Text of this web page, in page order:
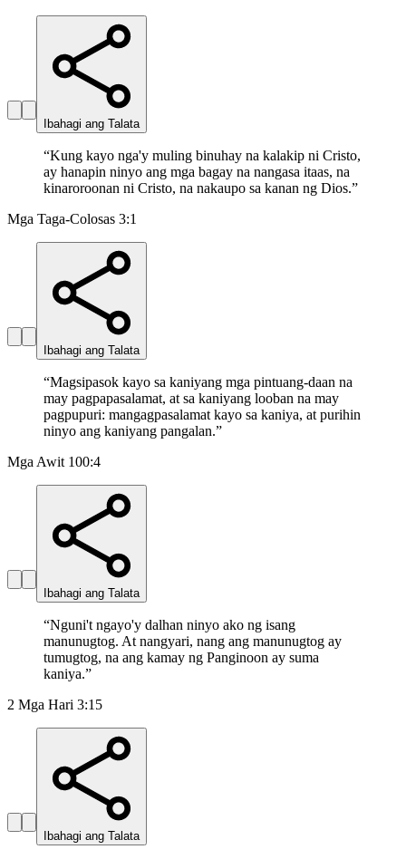
Ibahagi ang Talata
“Kung kayo nga'y muling binuhay na kalakip ni Cristo,
ay hanapin ninyo ang mga bagay na nangasa itaas, na
kinaroroonan ni Cristo, na nakaupo sa kanan ng Dios.”
Mga Taga-Colosas 3:1
Ibahagi ang Talata
“Magsipasok kayo sa kaniyang mga pintuang-daan na
may pagpapasalamat, at sa kaniyang looban na may
pagpupuri: mangagpasalamat kayo sa kaniya, at purihin
ninyo ang kaniyang pangalan.”
Mga Awit 100:4
Ibahagi ang Talata
“Nguni't ngayo'y dalhan ninyo ako ng isang
manunugtog. At nangyari, nang ang manunugtog ay
tumugtog, na ang kamay ng Panginoon ay suma
kaniya.”
2 Mga Hari 3:15
Ibahagi ang Talata